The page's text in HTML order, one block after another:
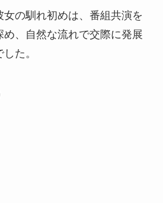
女の馴れ初めは、番組共演を
め、自然な流れで交際に発展
た。